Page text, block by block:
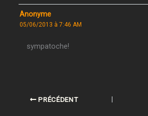
Anonyme
05/06/2013 à 7:46 AM
sympatoche!
PRÉCÉDENT